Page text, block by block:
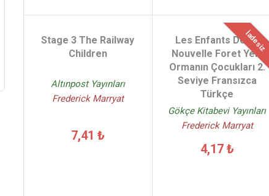
Stage 3 The Railway
Children
Altınpost Yayınları
Frederick Marryat
7,41 ₺
İadesiz
Les Enfants De La
Nouvelle Foret Yeni
Ormanın Çocukları 2.
Seviye Fransızca
Türkçe
Gökçe Kitabevi Yayınları
Frederick Marryat
4,17 ₺